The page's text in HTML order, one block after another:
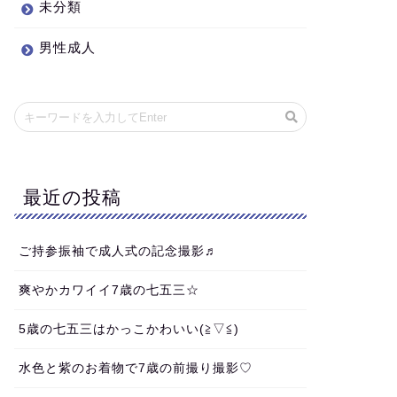
未分類
男性成人
最近の投稿
ご持参振袖で成人式の記念撮影♬
爽やかカワイイ7歳の七五三☆
5歳の七五三はかっこかわいい(≧▽≦)
水色と紫のお着物で7歳の前撮り撮影♡